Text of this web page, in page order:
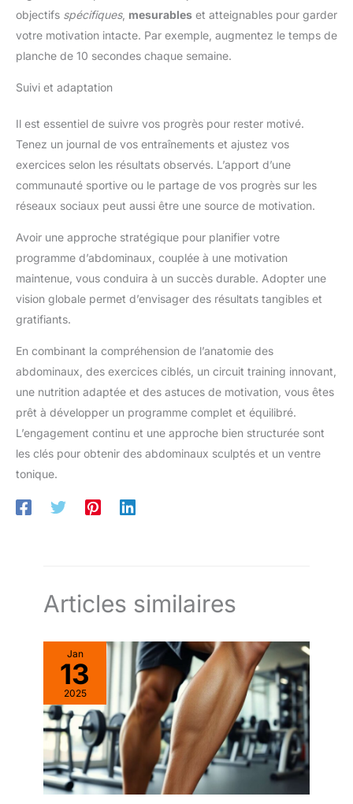
objectifs spécifiques, mesurables et atteignables pour garder
votre motivation intacte. Par exemple, augmentez le temps de
planche de 10 secondes chaque semaine.
Suivi et adaptation
Il est essentiel de suivre vos progrès pour rester motivé.
Tenez un journal de vos entraînements et ajustez vos
exercices selon les résultats observés. L’apport d’une
communauté sportive ou le partage de vos progrès sur les
réseaux sociaux peut aussi être une source de motivation.
Avoir une approche stratégique pour planifier votre
programme d’abdominaux, couplée à une motivation
maintenue, vous conduira à un succès durable. Adopter une
vision globale permet d’envisager des résultats tangibles et
gratifiants.
En combinant la compréhension de l’anatomie des
abdominaux, des exercices ciblés, un circuit training innovant,
une nutrition adaptée et des astuces de motivation, vous êtes
prêt à développer un programme complet et équilibré.
L’engagement continu et une approche bien structurée sont
les clés pour obtenir des abdominaux sculptés et un ventre
tonique.
Articles similaires
Jan
13
2025